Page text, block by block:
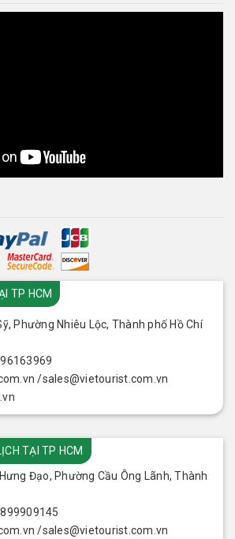
TP HCM
Phường Nhiêu Lộc, Thành phố Hồ Chí
/sales@vietourist.com.vn
TẠI TP HCM
Đạo, Phường Cầu Ông Lãnh, Thành
/sales@vietourist.com.vn